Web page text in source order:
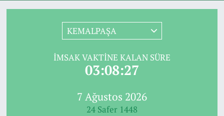
KEMALPAŞA
İMSAK VAKTINE KALAN SÜRE
03:08:27
7 Ağustos 2026
24 Safer 1448